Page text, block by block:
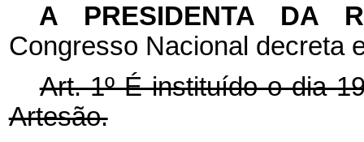
A PRESIDENTA DA
Congresso Nacional decreta
Art. 1º É instituído o dia
Artesão.